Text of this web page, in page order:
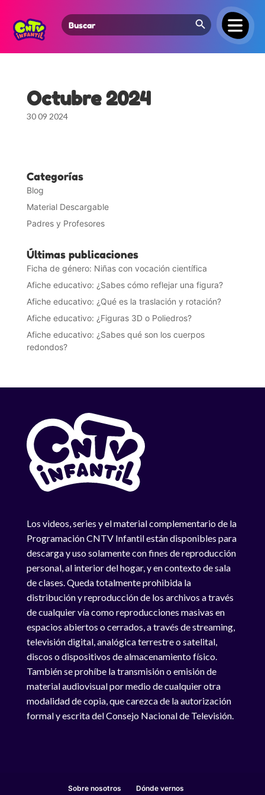
Search
for:
Search Button
Octubre 2024
30 09 2024
Categorías
Blog
Material Descargable
Padres y Profesores
Últimas publicaciones
Ficha de género: Niñas con vocación científica
Afiche educativo: ¿Sabes cómo reflejar una figura?
Afiche educativo: ¿Qué es la traslación y rotación?
Afiche educativo: ¿Figuras 3D o Poliedros?
Afiche educativo: ¿Sabes qué son los cuerpos
redondos?
Los videos, series y el material complementario de la
Programación CNTV Infantil están disponibles para
descarga y uso solamente con fines de reproducción
personal, al interior del hogar, y en contexto de sala
de clases. Queda totalmente prohibida la
distribución y reproducción de los archivos a través
de cualquier vía como reproducciones masivas en
espacios abiertos o cerrados, a través de streaming,
televisión digital, analógica terrestre o satelital,
discos o dispositivos de almacenamiento físico.
También se prohíbe la transmisión o emisión de
material audiovisual por medio de cualquier otra
modalidad de copia, que carezca de la autorización
formal y escrita del Consejo Nacional de Televisión.
Sobre nosotros Dónde vernos